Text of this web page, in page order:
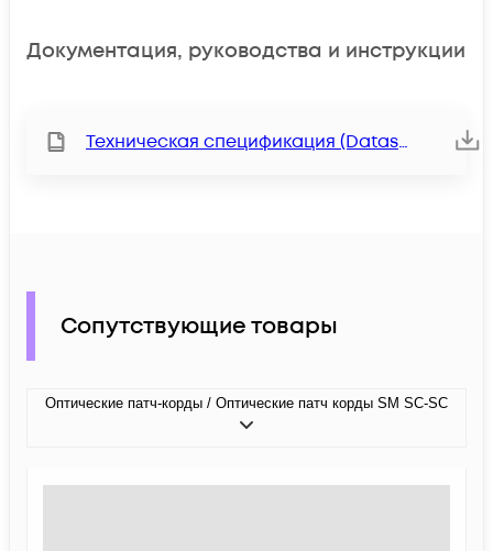
Документация, руководства и инструкции
Техническая спецификация (Datasheet)
Сопутствующие товары
Оптические патч-корды / Оптические патч корды SM SC-SC